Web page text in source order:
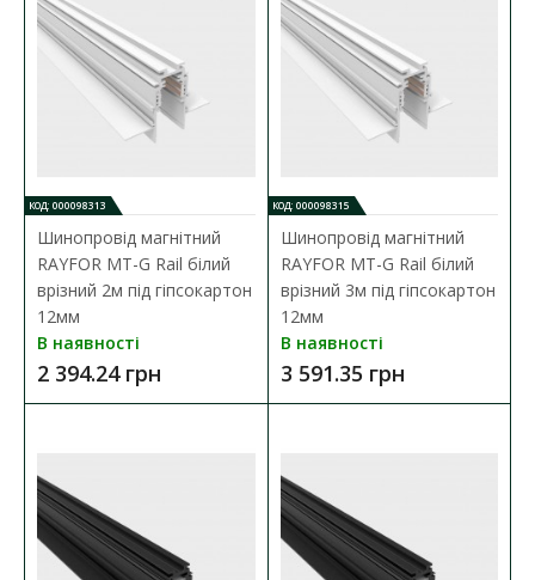
Наявність:
Шинопровід магнітний RAYFOR MT-G Rail - це стильний та
функціональний елемент електричної інфраструк..
КОД: 000098313
Шинопровід магнітний
RAYFOR MT-G Rail білий
врізний 2м під гіпсокартон
12мм
В наявності
2 394.24 грн
КОД: 000098315
Шинопровід магнітний
RAYFOR MT-G Rail білий
врізний 3м під гіпсокартон
12мм
В наявності
3 591.35 грн